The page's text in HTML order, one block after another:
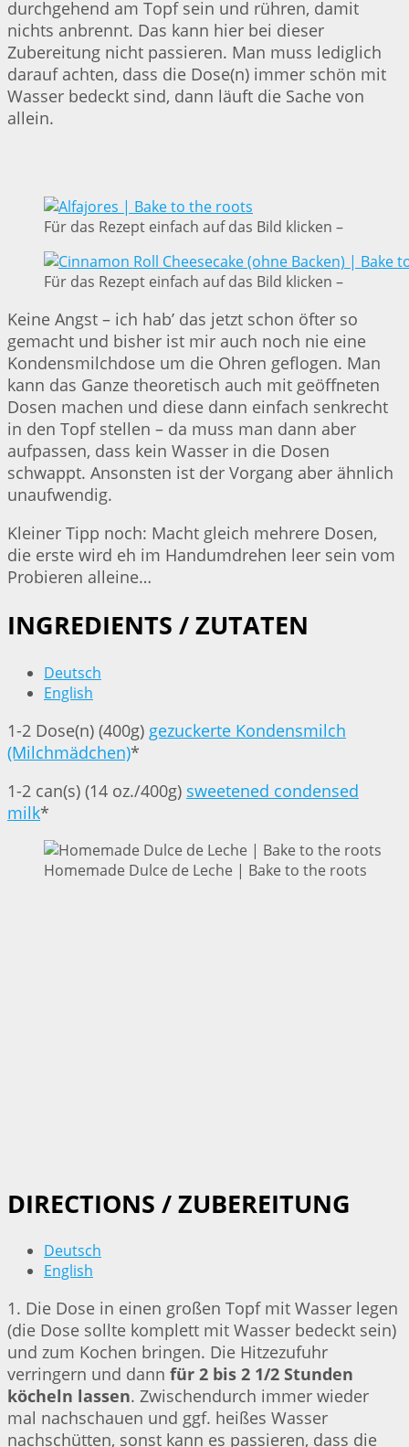
durchgehend am Topf sein und rühren, damit
nichts anbrennt. Das kann hier bei dieser
Zubereitung nicht passieren. Man muss lediglich
darauf achten, dass die Dose(n) immer schön mit
Wasser bedeckt sind, dann läuft die Sache von
allein.
Für das Rezept einfach auf das Bild klicken –
Für das Rezept einfach auf das Bild klicken –
Keine Angst – ich hab’ das jetzt schon öfter so
gemacht und bisher ist mir auch noch nie eine
Kondensmilchdose um die Ohren geflogen. Man
kann das Ganze theoretisch auch mit geöffneten
Dosen machen und diese dann einfach senkrecht
in den Topf stellen – da muss man dann aber
aufpassen, dass kein Wasser in die Dosen
schwappt. Ansonsten ist der Vorgang aber ähnlich
unaufwendig.
Kleiner Tipp noch: Macht gleich mehrere Dosen,
die erste wird eh im Handumdrehen leer sein vom
Probieren alleine…
INGREDIENTS / ZUTATEN
Deutsch
English
1-2 Dose(n) (400g) gezuckerte Kondensmilch
(Milchmädchen)*
1-2 can(s) (14 oz./400g) sweetened condensed
milk*
Homemade Dulce de Leche | Bake to the roots
DIRECTIONS / ZUBEREITUNG
Deutsch
English
1. Die Dose in einen großen Topf mit Wasser legen
(die Dose sollte komplett mit Wasser bedeckt sein)
und zum Kochen bringen. Die Hitzezufuhr
verringern und dann für 2 bis 2 1/2 Stunden
köcheln lassen. Zwischendurch immer wieder
mal nachschauen und ggf. heißes Wasser
nachschütten, sonst kann es passieren, dass die